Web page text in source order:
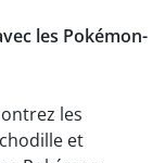
les Pokémon-
les
et